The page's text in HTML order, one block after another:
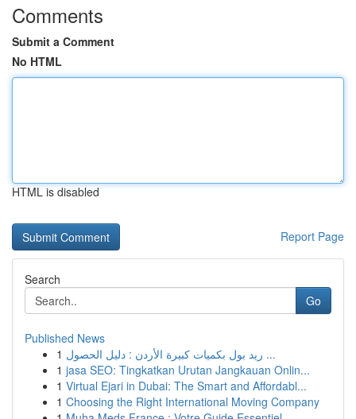
Comments
Submit a Comment
No HTML
HTML is disabled
Report Page
Search
Go
Published News
1
ريد بول بكميات كبيرة الأردن : دليل الحصول ...
1 jasa SEO: Tingkatkan Urutan Jangkauan Onlin...
1 Virtual Ejari in Dubai: The Smart and Affordabl...
1 Choosing the Right International Moving Company